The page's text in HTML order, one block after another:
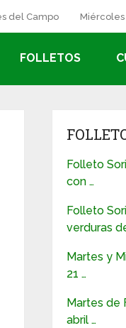
del Campo Miércoles
FOLLETOS
Folleto
con …
Folleto
verduras
Martes y
21 …
Martes de
abril …